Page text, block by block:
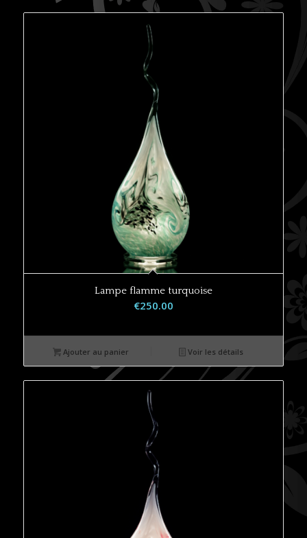
Lampe flamme turquoise
€250.00
Ajouter au panier Voir les détails